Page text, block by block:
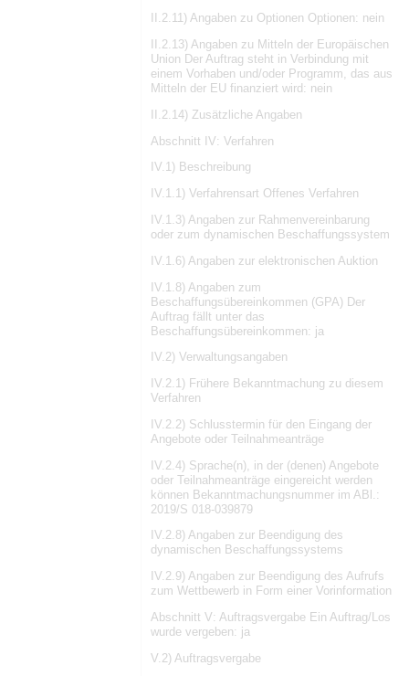
II.2.11) Angaben zu Optionen Optionen: nein
II.2.13) Angaben zu Mitteln der Europäischen
Union Der Auftrag steht in Verbindung mit
einem Vorhaben und/oder Programm, das aus
Mitteln der EU finanziert wird: nein
II.2.14) Zusätzliche Angaben
Abschnitt IV: Verfahren
IV.1) Beschreibung
IV.1.1) Verfahrensart Offenes Verfahren
IV.1.3) Angaben zur Rahmenvereinbarung
oder zum dynamischen Beschaffungssystem
IV.1.6) Angaben zur elektronischen Auktion
IV.1.8) Angaben zum
Beschaffungsübereinkommen (GPA) Der
Auftrag fällt unter das
Beschaffungsübereinkommen: ja
IV.2) Verwaltungsangaben
IV.2.1) Frühere Bekanntmachung zu diesem
Verfahren
IV.2.2) Schlusstermin für den Eingang der
Angebote oder Teilnahmeanträge
IV.2.4) Sprache(n), in der (denen) Angebote
oder Teilnahmeanträge eingereicht werden
können Bekanntmachungsnummer im ABl.:
2019/S 018-039879
IV.2.8) Angaben zur Beendigung des
dynamischen Beschaffungssystems
IV.2.9) Angaben zur Beendigung des Aufrufs
zum Wettbewerb in Form einer Vorinformation
Abschnitt V: Auftragsvergabe Ein Auftrag/Los
wurde vergeben: ja
V.2) Auftragsvergabe